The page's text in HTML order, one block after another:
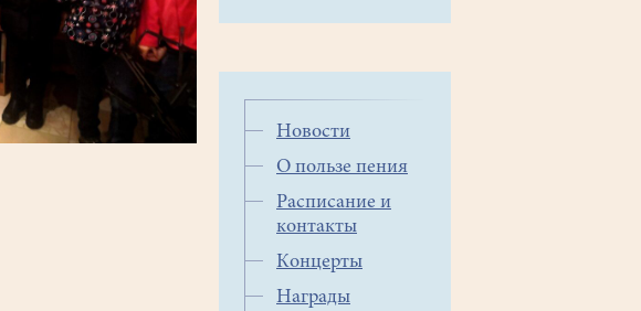
Новости
О пользе пения
Расписание и
контакты
Концерты
Награды